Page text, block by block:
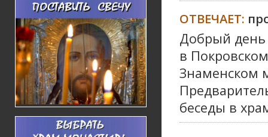
ОТВЕЧАЕТ:
Добрый
в
Знаменском
беседы в